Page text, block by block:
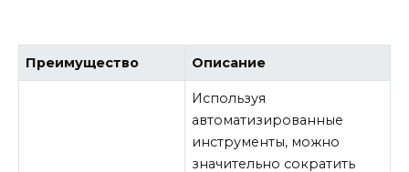
Преимущество Описание
Используя
автоматизированные
инструменты, можно
значительно сократить